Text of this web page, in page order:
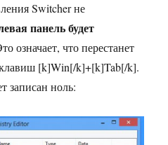
Switcher не
панель будет
означает, что перестанет
клавиш [k]Win[/k]+[k]Tab[/k].
записан ноль: